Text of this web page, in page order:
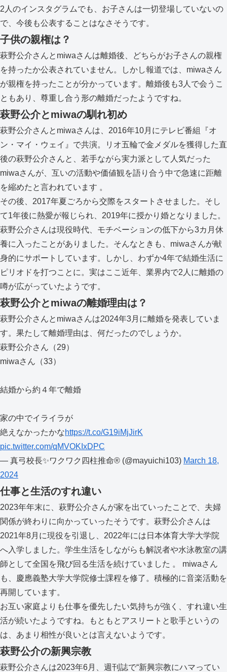
2人のインスタグラムでも、お子さんは一切登場していないの
で、今後も公表することはなさそうです。
子供の親権は？
萩野公介さんとmiwaさんは離婚後、どちらがお子さんの親権
を持ったか公表されていません。しかし報道では、miwaさん
が親権を持ったことが分かっています。離婚後も3人で会うこ
ともあり、尊重し合う形の離婚だったようですね。
萩野公介とmiwaの馴れ初め
萩野公介さんとmiwaさんは、2016年10月にテレビ番組『オ
ン・マイ・ウェイ』で共演。リオ五輪で金メダルを獲得した直
後の萩野公介さんと、若手ながら実力派として人気だった
miwaさんが、互いの活動や価値観を語り合う中で急速に距離
を縮めたと言われています 。
その後、2017年夏ごろから交際をスタートさせました。そし
て1年後に熱愛が報じられ、2019年に授かり婚となりました。
萩野公介さんは現役時代、モチベーションの低下から3カ月休
養に入ったことがありました。そんなときも、miwaさんが献
身的にサポートしています。しかし、わずか4年で結婚生活に
ピリオドを打つことに。実はここ近年、業界内で2人に離婚の
噂が広がっていたようです。
萩野公介とmiwaの離婚理由は？
萩野公介さんとmiwaさんは2024年3月に離婚を発表していま
す。果たして離婚理由は、何だったのでしょうか。
萩野公介さん（29）
miwaさん（33）
結婚から約４年で離婚
家の中でイライラが
絶えなかったかなhttps://t.co/G19iMjJirK
pic.twitter.com/qMVOKIxDPC
— 真弓校長✨ワクワク四柱推命®︎ (@mayuichi103) March 18,
2024
仕事と生活のすれ違い
2023年年末に、萩野公介さんが家を出ていったことで、夫婦
関係が終わりに向かっていったそうです。萩野公介さんは
2021年8月に現役を引退し、2022年には日本体育大学大学院
へ入学しました。学生生活をしながらも解説者や水泳教室の講
師として全国を飛び回る生活を続けていました 。 miwaさん
も、慶應義塾大学大学院修士課程を修了。積極的に音楽活動を
再開しています。
お互い家庭よりも仕事を優先したい気持ちが強く、すれ違い生
活が続いたようですね。もともとアスリートと歌手というの
は、あまり相性が良いとは言えないようです。
萩野公介の新興宗教
萩野公介さんは2023年6月、週刊誌で“新興宗教にハマってい